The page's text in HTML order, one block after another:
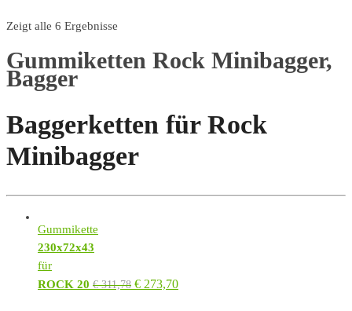
Zeigt alle 6 Ergebnisse
Gummiketten Rock Minibagger,
Bagger
Baggerketten für Rock
Minibagger
Gummikette
230x72x43
für
ROCK 20 €311,78 € 273,70